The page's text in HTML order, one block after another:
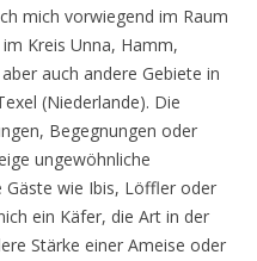
mich vorwiegend im Raum
Kreis Unna, Hamm,
auch andere Gebiete in
(Niederlande). Die
Begegnungen oder
ungewöhnliche
Gäste wie Ibis, Löffler oder
ein Käfer, die Art in der
Stärke einer Ameise oder